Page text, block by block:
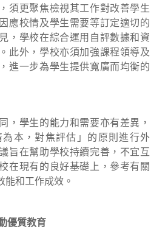
更聚焦檢視其工作對改善學生
應校情及學生需要等訂定適切的
，學校在綜合運用自評數據和資
此外，學校亦須加強課程領導及
進一步為學生提供寬廣而均衡的
學生的能力和需要亦有差異，
本，對焦評估」的原則進行外
旨在幫助學校持續完善，不宜互
在現有的良好基礎上，參考有關
和工作成效。
優質教育